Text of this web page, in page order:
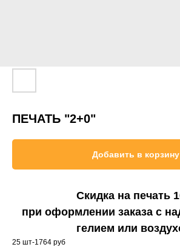
ПЕЧАТЬ "2+0"
Добавить в корзину
Скидка на печать
при оформлении заказа с
гелием или
25 шт-1764 руб